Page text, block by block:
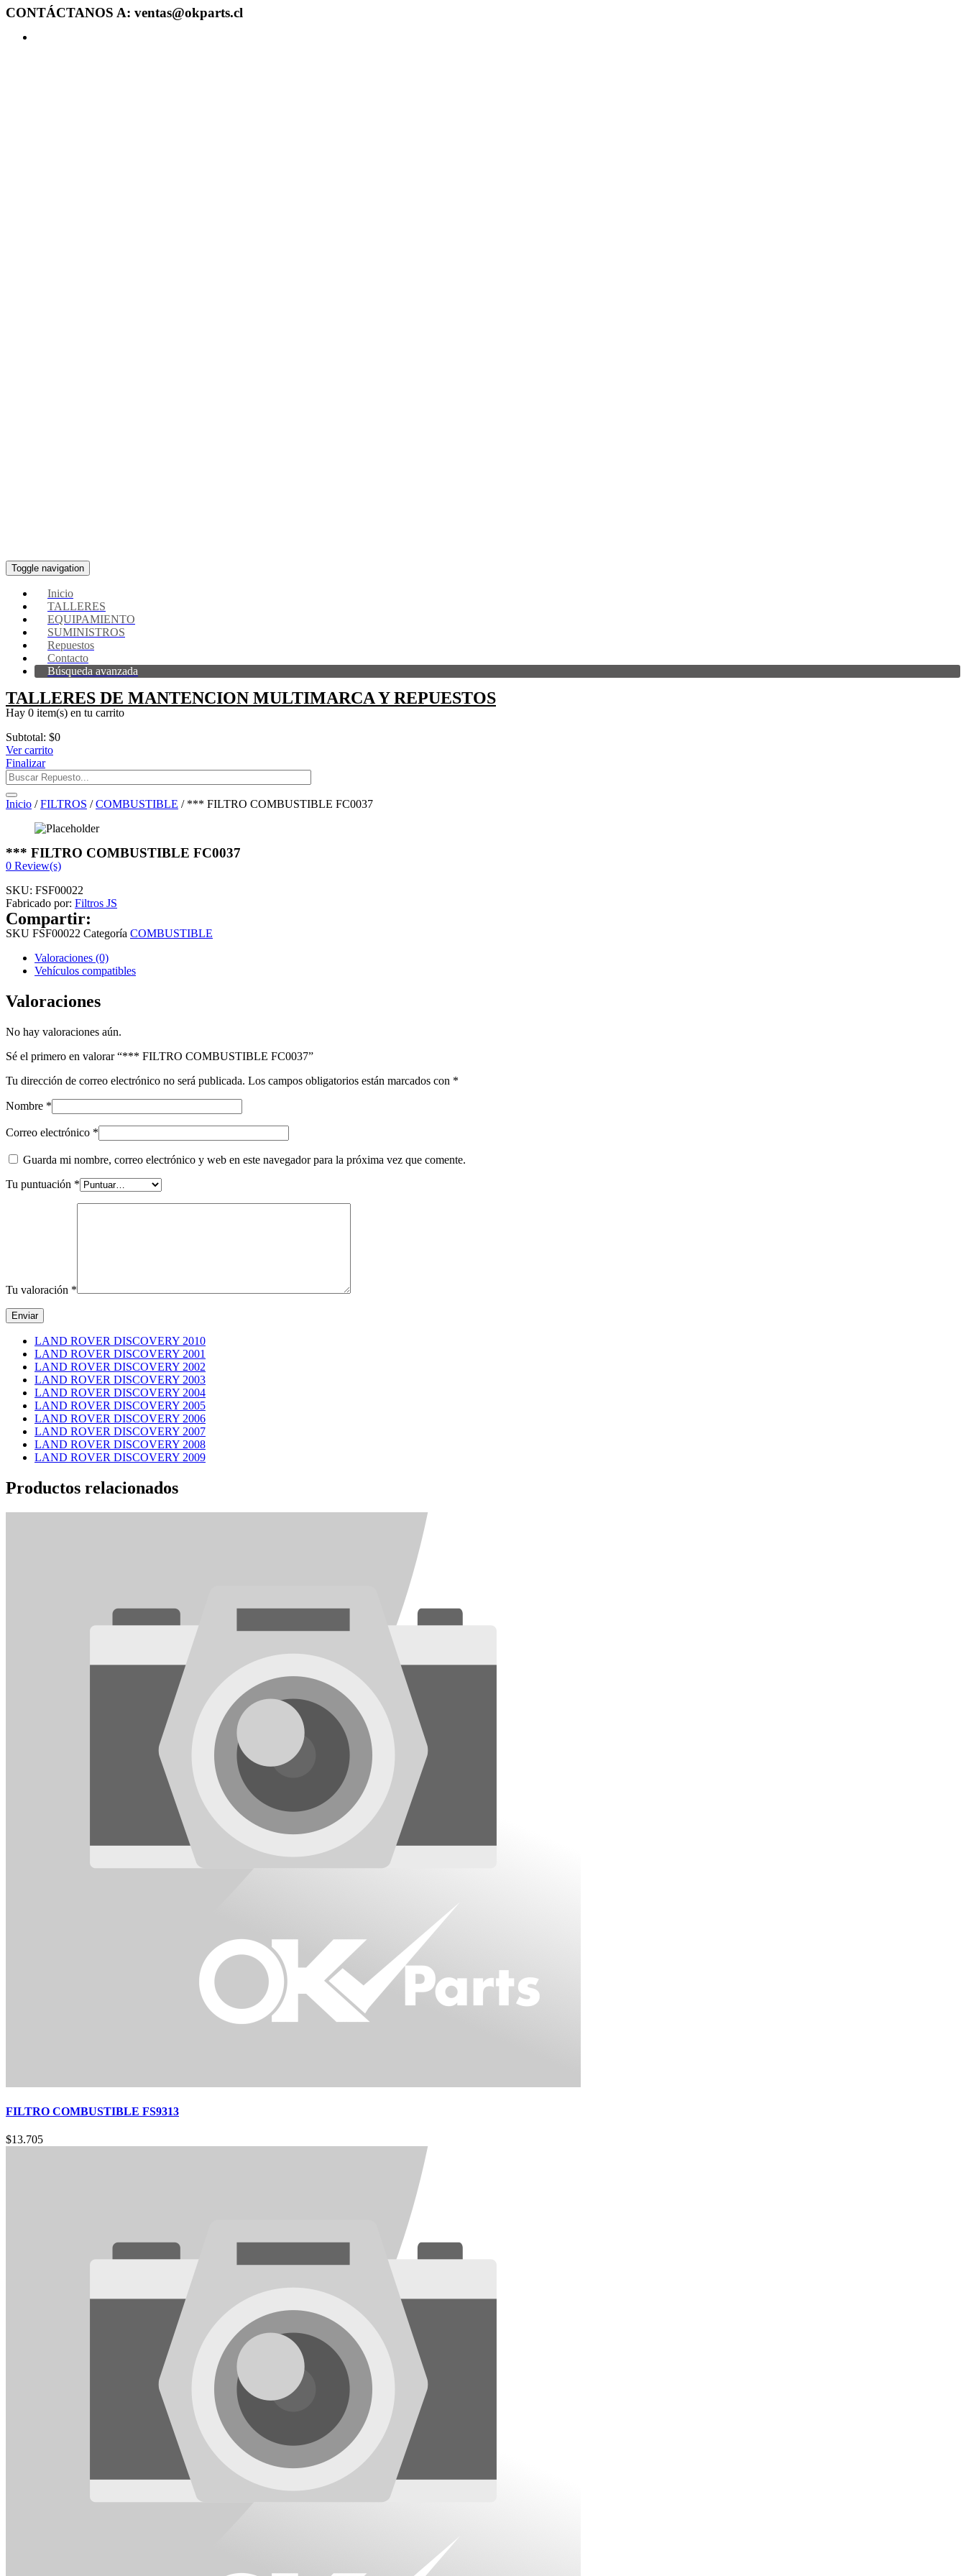
CONTÁCTANOS A: ventas@okparts.cl
Toggle navigation
Inicio
TALLERES
EQUIPAMIENTO
SUMINISTROS
Repuestos
Contacto
Búsqueda avanzada
TALLERES DE MANTENCION MULTIMARCA Y REPUESTOS
Hay 0 item(s) en tu carrito
Subtotal: $0
Ver carrito
Finalizar
Inicio /FILTROS /COMBUSTIBLE / *** FILTRO COMBUSTIBLE FC0037
*** FILTRO COMBUSTIBLE FC0037
0 Review(s)
SKU: FSF00022
Fabricado por: Filtros JS
Compartir:
SKU FSF00022 Categoría COMBUSTIBLE
Valoraciones (0)
Vehículos compatibles
Valoraciones
No hay valoraciones aún.
Sé el primero en valorar “*** FILTRO COMBUSTIBLE FC0037”
Tu dirección de correo electrónico no será publicada. Los campos obligatorios están marcados con *
Nombre *
Correo electrónico *
Guarda mi nombre, correo electrónico y web en este navegador para la próxima vez que comente.
Tu puntuación *
Tu valoración *
LAND ROVER DISCOVERY 2010
LAND ROVER DISCOVERY 2001
LAND ROVER DISCOVERY 2002
LAND ROVER DISCOVERY 2003
LAND ROVER DISCOVERY 2004
LAND ROVER DISCOVERY 2005
LAND ROVER DISCOVERY 2006
LAND ROVER DISCOVERY 2007
LAND ROVER DISCOVERY 2008
LAND ROVER DISCOVERY 2009
Productos relacionados
FILTRO COMBUSTIBLE FS9313
$13.705